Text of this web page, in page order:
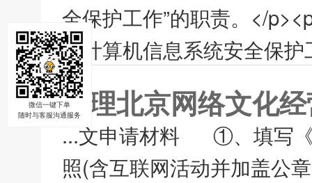
全保护工作”的职责。</
国计算机信息系统安全保护
办理北京网络文化
...文申请材料 ①、填写《
照(含互联网活动并加盖公
微信一键下单
随时与客服沟通服务